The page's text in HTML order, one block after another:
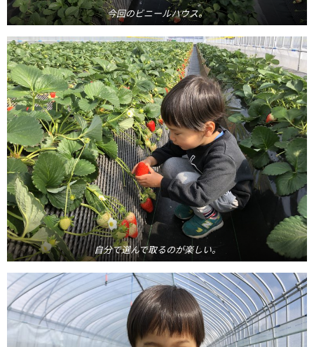
今回のビニールハウス。
自分で選んで取るのが楽しい。